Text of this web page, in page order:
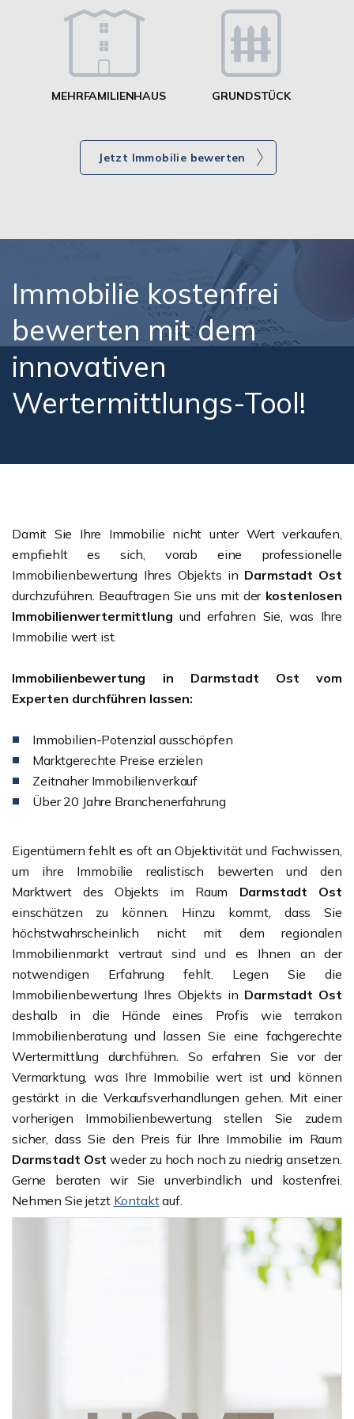
MEHRFAMILIENHAUS GRUNDSTÜCK
Jetzt Immobilie bewerten
Immobilie kostenfrei
bewerten mit dem
innovativen
Wertermittlungs-Tool!
Damit Sie Ihre Immobilie nicht unter Wert verkaufen,
empfiehlt es sich, vorab eine professionelle
Immobilienbewertung Ihres Objekts in Darmstadt Ost
durchzuführen. Beauftragen Sie uns mit der kostenlosen
Immobilienwertermittlung und erfahren Sie, was Ihre
Immobilie wert ist.
Immobilienbewertung in Darmstadt Ost vom
Experten durchführen lassen:
Immobilien-Potenzial ausschöpfen
Marktgerechte Preise erzielen
Zeitnaher Immobilienverkauf
Über 20 Jahre Branchenerfahrung
Eigentümern fehlt es oft an Objektivität und Fachwissen,
um ihre Immobilie realistisch bewerten und den
Marktwert des Objekts im Raum Darmstadt Ost
einschätzen zu können. Hinzu kommt, dass Sie
höchstwahrscheinlich nicht mit dem regionalen
Immobilienmarkt vertraut sind und es Ihnen an der
notwendigen Erfahrung fehlt. Legen Sie die
Immobilienbewertung Ihres Objekts in Darmstadt Ost
deshalb in die Hände eines Profis wie terrakon
Immobilienberatung und lassen Sie eine fachgerechte
Wertermittlung durchführen. So erfahren Sie vor der
Vermarktung, was Ihre Immobilie wert ist und können
gestärkt in die Verkaufsverhandlungen gehen. Mit einer
vorherigen Immobilienbewertung stellen Sie zudem
sicher, dass Sie den Preis für Ihre Immobilie im Raum
Darmstadt Ost weder zu hoch noch zu niedrig ansetzen.
Gerne beraten wir Sie unverbindlich und kostenfrei.
Nehmen Sie jetzt Kontaktauf.